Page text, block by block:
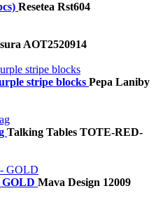
Resetea Rst604
AOT2520914
stripe blocks Pepa Laniby
Talking Tables TOTE-RED-
Mava Design 12009